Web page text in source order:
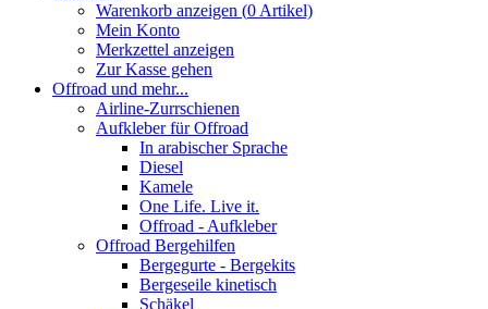
Warenkorb anzeigen (0 Artikel)
Mein Konto
Merkzettel anzeigen
Zur Kasse gehen
Offroad und mehr...
Airline-Zurrschienen
Aufkleber für Offroad
In arabischer Sprache
Diesel
Kamele
One Life. Live it.
Offroad - Aufkleber
Offroad Bergehilfen
Bergegurte - Bergekits
Bergeseile kinetisch
Schäkel